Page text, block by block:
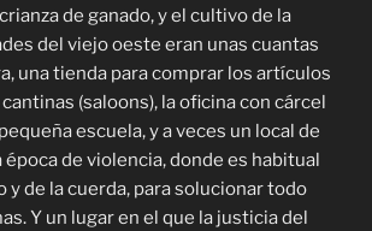
de ganado, y el cultivo de la
del viejo oeste eran unas cuantas
una tienda para comprar los artículos
(saloons), la oficina con cárcel
escuela, y a veces un local de
época de violencia, donde es habitual
y de la cuerda, para solucionar todo
Y un lugar en el que la justicia del